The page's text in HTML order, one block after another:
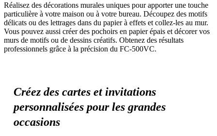
Réalisez des décorations murales uniques pour apporter une touche
particulière à votre maison ou à votre bureau. Découpez des motifs
délicats ou des lettrages dans du papier à effets et collez-les au mur.
Vous pouvez aussi créer des pochoirs en papier épais et décorer vos
murs de motifs ou de dessins créatifs. Obtenez des résultats
professionnels grâce à la précision du FC-500VC.
Créez des cartes et invitations
personnalisées pour les grandes
occasions